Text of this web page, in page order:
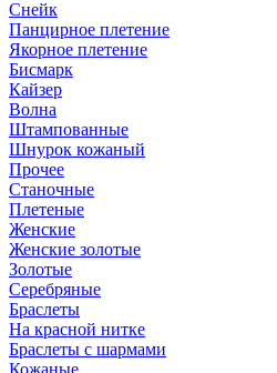
Снейк
Панцирное плетение
Якорное плетение
Бисмарк
Кайзер
Волна
Штампованные
Шнурок кожаный
Прочее
Станочные
Плетеные
Женские
Женские золотые
Золотые
Серебряные
Браслеты
На красной нитке
Браслеты с шармами
Кожаные